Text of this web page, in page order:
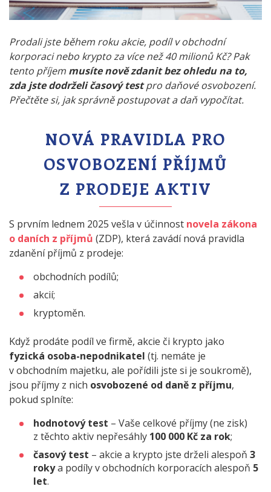
Prodali jste během roku akcie, podíl v obchodní
korporaci nebo krypto za více než 40 milionů Kč? Pak
tento příjem musíte nově zdanit bez ohledu na to,
zda jste dodrželi časový testpro daňové osvobození.
Přečtěte si, jak správně postupovat a daň vypočítat.
NOVÁ PRAVIDLA PRO
OSVOBOZENÍ PŘÍJMŮ
Z PRODEJE AKTIV
S prvním lednem 2025 vešla v účinnost novela zákona
o daních z příjmů (ZDP), která zavádí nová pravidla
zdanění příjmů z prodeje:
obchodních podílů;
akcií;
kryptoměn.
Když prodáte podíl ve firmě, akcie či krypto jako
fyzická osoba-nepodnikatel (tj. nemáte je
v obchodním majetku, ale pořídili jste si je soukromě),
jsou příjmy z nich osvobozené od daně z příjmu,
pokud splníte:
hodnotový test – Vaše celkové příjmy (ne zisk)
z těchto aktiv nepřesáhly 100 000 Kč za rok;
časový test – akcie a krypto jste drželi alespoň 3
rokya podíly v obchodních korporacích alespoň 5
let.